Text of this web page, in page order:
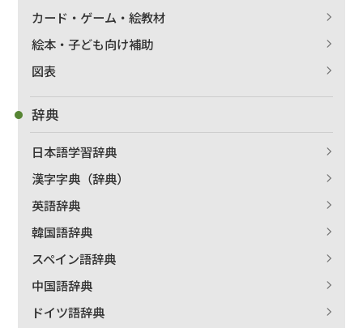
カード・ゲーム・絵教材
絵本・子ども向け補助
図表
辞典
日本語学習辞典
漢字字典（辞典）
英語辞典
韓国語辞典
スペイン語辞典
中国語辞典
ドイツ語辞典